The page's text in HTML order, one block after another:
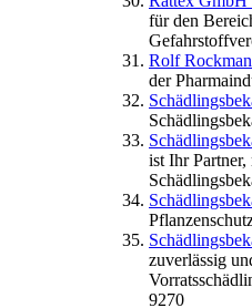
für den
Rolf
der
ist Ihr
zuverlässig
9270